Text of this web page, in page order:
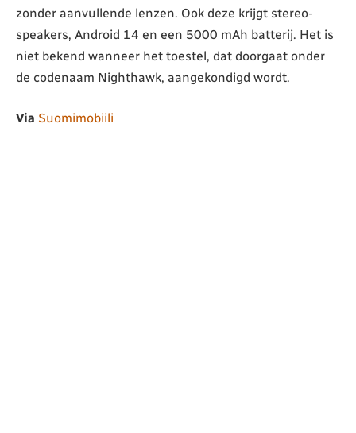
zonder aanvullende lenzen. Ook deze krijgt stereo-
speakers, Android 14 en een 5000 mAh batterij. Het is
niet bekend wanneer het toestel, dat doorgaat onder
de codenaam Nighthawk, aangekondigd wordt.
Via Suomimobiili